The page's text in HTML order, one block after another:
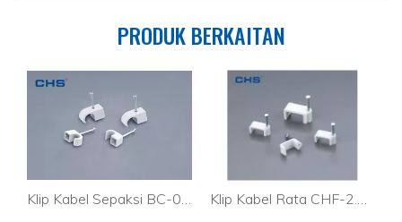
PRODUK BERKAITAN
Klip Kabel Sepaksi BC-0204 Klip Kabel Rata CHF-2.5mm